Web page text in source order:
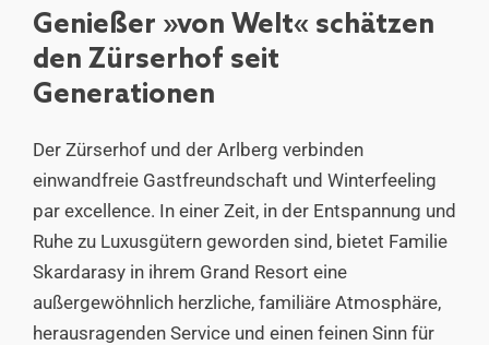
Genießer »von Welt« schätzen
den Zürserhof seit
Generationen
Der Zürserhof und der Arlberg verbinden
einwandfreie Gastfreundschaft und Winterfeeling
par excellence. In einer Zeit, in der Entspannung und
Ruhe zu Luxusgütern geworden sind, bietet Familie
Skardarasy in ihrem Grand Resort eine
außergewöhnlich herzliche, familiäre Atmosphäre,
herausragenden Service und einen feinen Sinn für